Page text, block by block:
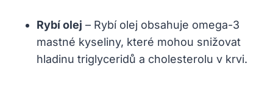
Rybí olej – Rybí olej obsahuje omega-3
mastné kyseliny, které mohou snižovat
hladinu triglyceridů a cholesterolu v krvi.